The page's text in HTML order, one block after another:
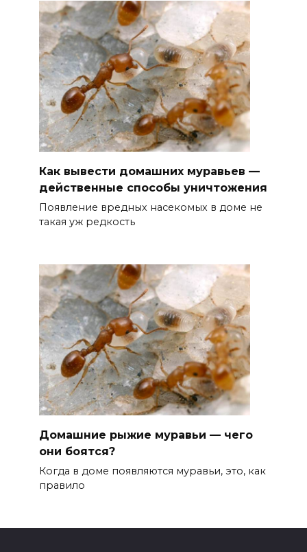
Как вывести домашних муравьев —
действенные способы уничтожения
Появление вредных насекомых в доме не
такая уж редкость
Домашние рыжие муравьи — чего
они боятся?
Когда в доме появляются муравьи, это, как
правило